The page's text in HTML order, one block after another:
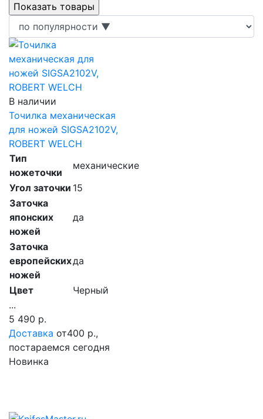
В наличии
Точилка механическая
для ножей SIGSA2102V,
ROBERT WELCH
Тип
ножеточки
механические
Угол заточки 15
Заточка
японских
ножей
да
Заточка
европейских
ножей
да
Цвет
Черный
...
5 490 р.
Доставка от400 р.,
постараемся сегодня
Новинка